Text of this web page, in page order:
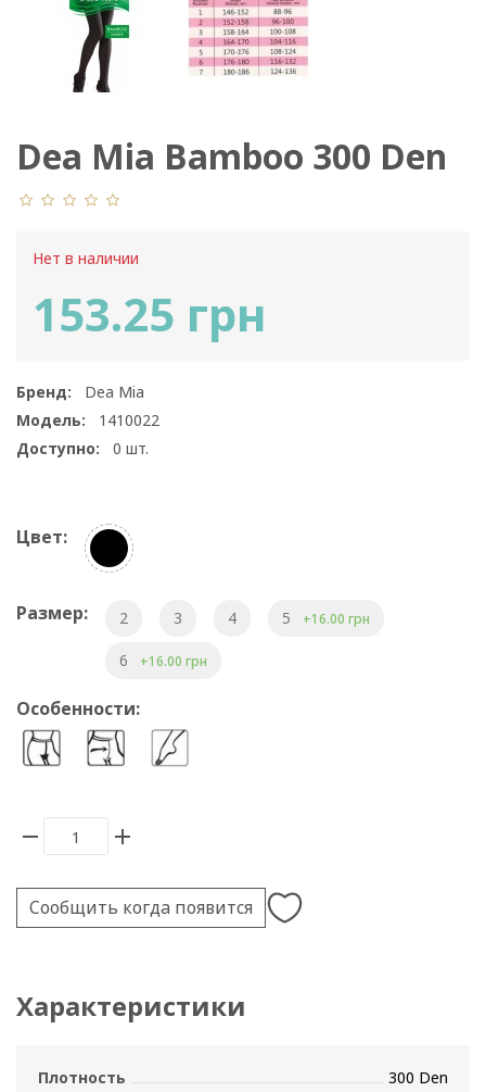
Dea Mia Bamboo 300 Den
Нет в наличии
153.25 грн
Бренд:
Dea Mia
Модель:
1410022
Доступно:
0 шт.
Цвет:
Размер: 2 3 4 5 +16.00 грн
6 +16.00 грн
Особенности:
Сообщить когда появится
Характеристики
Плотность
300 Den